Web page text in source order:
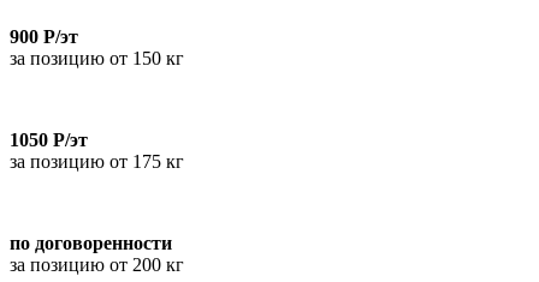
900 Р/эт
за позицию от 150 кг
1050 Р/эт
за позицию от 175 кг
по договоренности
за позицию от 200 кг